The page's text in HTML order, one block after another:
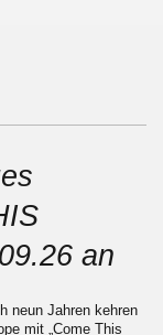
an
neun Jahren kehren
mit „Come This